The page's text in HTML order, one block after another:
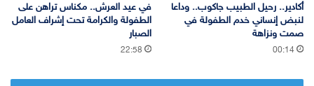
أكادير.. رحيل الطبيب جاكوب.. وداعا
لنبض إنساني خدم الطفولة في
صمت ونزاهة
00:14
في عيد العرش.. مكناس تراهن على
الطفولة والكرامة تحت إشراف العامل
الصبار
22:58